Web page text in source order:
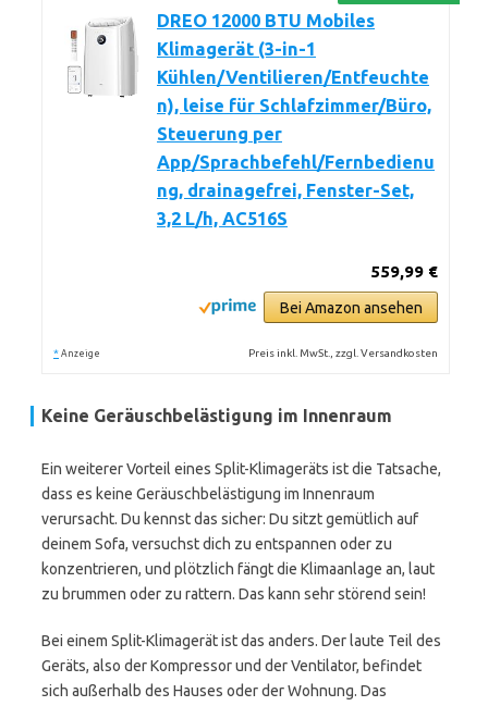
DREO 12000 BTU Mobiles
Klimagerät (3-in-1
Kühlen/Ventilieren/Entfeuchte
n), leise für Schlafzimmer/Büro,
Steuerung per
App/Sprachbefehl/Fernbedienu
ng, drainagefrei, Fenster-Set,
3,2 L/h, AC516S
559,99 €
Bei Amazon ansehen
* Anzeige Preis inkl. MwSt., zzgl. Versandkosten
Keine Geräuschbelästigung im Innenraum
Ein weiterer Vorteil eines Split-Klimageräts ist die Tatsache,
dass es keine Geräuschbelästigung im Innenraum
verursacht. Du kennst das sicher: Du sitzt gemütlich auf
deinem Sofa, versuchst dich zu entspannen oder zu
konzentrieren, und plötzlich fängt die Klimaanlage an, laut
zu brummen oder zu rattern. Das kann sehr störend sein!
Bei einem Split-Klimagerät ist das anders. Der laute Teil des
Geräts, also der Kompressor und der Ventilator, befindet
sich außerhalb des Hauses oder der Wohnung. Das